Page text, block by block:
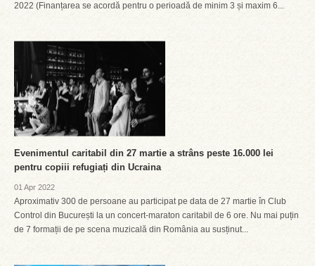
2022 (Finanțarea se acordă pentru o perioadă de minim 3 și maxim 6...
Evenimentul caritabil din 27 martie a strâns peste 16.000 lei
pentru copiii refugiați din Ucraina
01 Apr 2022
Aproximativ 300 de persoane au participat pe data de 27 martie în Club
Control din București la un concert-maraton caritabil de 6 ore. Nu mai puțin
de 7 formații de pe scena muzicală din România au susținut...